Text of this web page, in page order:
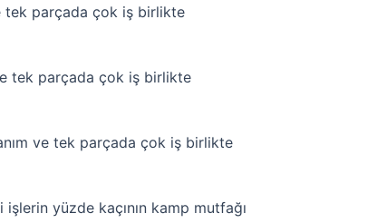
tek parçada çok iş birlikte
tek parçada çok iş birlikte
ve tek parçada çok iş birlikte
işlerin yüzde kaçının kamp mutfağı